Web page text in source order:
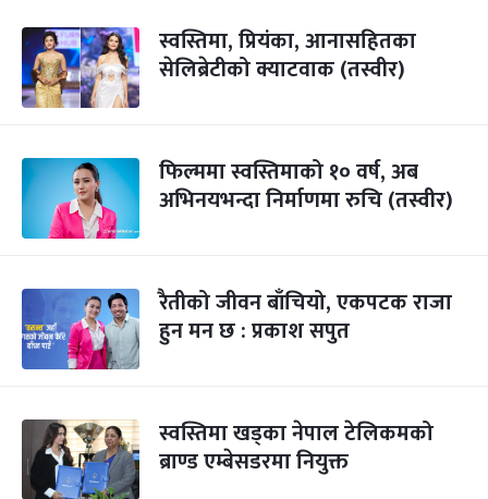
स्वस्तिमा, प्रियंका, आनासहितका
सेलिब्रेटीको क्याटवाक (तस्वीर)
फिल्ममा स्वस्तिमाको १० वर्ष, अब
अभिनयभन्दा निर्माणमा रुचि (तस्वीर)
रैतीको जीवन बाँचियो, एकपटक राजा
हुन मन छ : प्रकाश सपुत
स्वस्तिमा खड्का नेपाल टेलिकमको
ब्राण्ड एम्बेसडरमा नियुक्त